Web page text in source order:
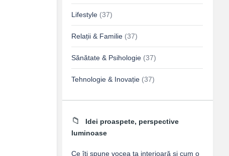
Lifestyle (37)
Relații & Familie (37)
Sănătate & Psihologie (37)
Tehnologie & Inovație (37)
Idei proaspete, perspective
luminoase
Ce îți spune vocea ta interioară și cum o